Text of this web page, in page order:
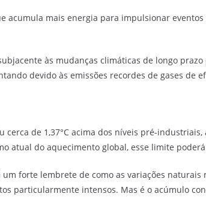
acumula mais energia para impulsionar
às mudanças climáticas de longo
devido às emissões recordes de gases de
de 1,37°C acima dos níveis pré-
atual do aquecimento global, esse limite
forte lembrete de como as variações naturais
particularmente intensos. Mas é o acúmulo